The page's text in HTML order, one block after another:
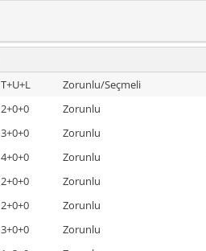
T+U+L Zorunlu/Seçmeli
2+0+0 Zorunlu
3+0+0 Zorunlu
4+0+0 Zorunlu
2+0+0 Zorunlu
2+0+0 Zorunlu
3+0+0 Zorunlu